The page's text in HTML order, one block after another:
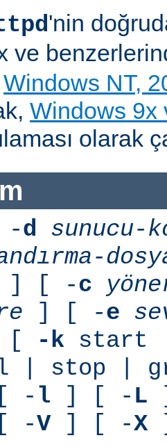
'nin
ve
Windows NT,
Windows 9x
olarak
d
] [ -c
] [ -e
[ -k start
| stop |
- l ] [ - L
-V] [ -X